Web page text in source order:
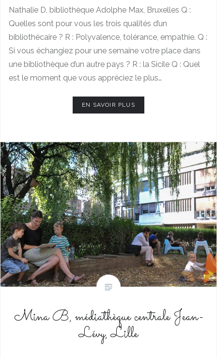
Nathalie D, bibliothèque Adolphe Max, Bruxelles Q :
Quelles sont pour vous les trois qualités d’un
bibliothécaire ? R : Polyvalence, tolérance, empathie. Q :
Si vous échangiez pour une semaine votre place dans
une bibliothèque d’un autre pays ? R : la Sicile Q : Quel
est le moment que vous appréciez le plus…
EN SAVOIR PLUS
Mina B, médiathèque centrale Jean-
Lévy, Lille